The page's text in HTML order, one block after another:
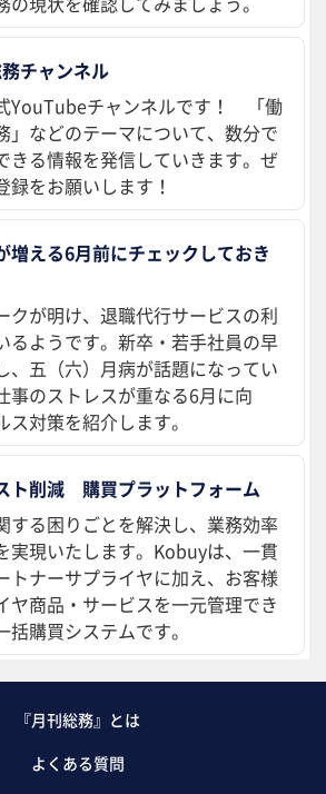
チャンネル
YouTubeチャンネルです！ 「働
」などのテーマについて、数分で
きる情報を発信していきます。ぜ
録をお願いします！
増える6月前にチェックしておき
クが明け、退職代行サービスの利
るようです。新卒・若手社員の早
、五（六）月病が話題になってい
事のストレスが重なる6月に向
対策を紹介します。
ト削減 購買プラットフォーム
する困りごとを解決し、業務効率
実現いたします。Kobuyは、一貫
トナーサプライヤに加え、お客様
ヤ商品・サービスを一元管理でき
購買システムです。
『月刊総務』とは
よくある質問